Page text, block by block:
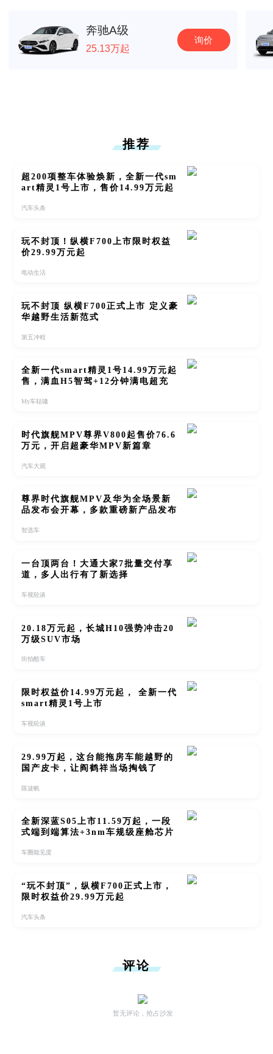
奔驰A级
25.13万起
询价
推荐
超200项整车体验焕新，全新一代sm
art精灵1号上市，售价14.99万元起
汽车头条
玩不封顶！纵横F700上市限时权益
价29.99万元起
电动生活
玩不封顶 纵横F700正式上市 定义豪
华越野生活新范式
第五冲程
全新一代smart精灵1号14.99万元起
售，满血H5智驾+12分钟满电超充
My车轱辘
时代旗舰MPV尊界V800起售价76.6
万元，开启超豪华MPV新篇章
汽车大观
尊界时代旗舰MPV及华为全场景新
品发布会开幕，多款重磅新产品发布
智选车
一台顶两台！大通大家7批量交付享
道，多人出行有了新选择
车视轮谈
20.18万元起，长城H10强势冲击20
万级SUV市场
街拍酷车
限时权益价14.99万元起， 全新一代
smart精灵1号上市
车视轮谈
29.99万起，这台能拖房车能越野的
国产皮卡，让阎鹤祥当场掏钱了
陈波帆
全新深蓝S05上市11.59万起，一段
式端到端算法+3nm车规级座舱芯片
车圈能见度
“玩不封顶”，纵横F700正式上市，
限时权益价29.99万元起
汽车头条
评论
暂无评论，抢占沙发